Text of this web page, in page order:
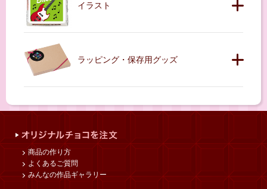
イラスト
ラッピング・保存用グッズ
商品の作り方
よくあるご質問
みんなの作品ギャラリー